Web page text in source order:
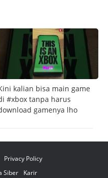
kalian bisa main game
#xbox tanpa harus
gamenya lho
Privacy Policy
Siber
Karir